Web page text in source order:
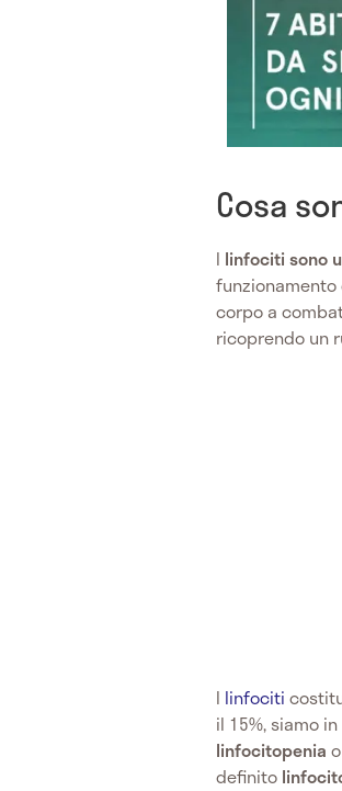
Cosa
I linfociti sono
corpo a
ricoprendo un
I linfociti
il 15%, siamo
linfocitopenia
definito